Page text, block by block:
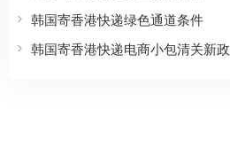
韩国寄香港快递绿色通道条件
韩国寄香港快递电商小包清关新政